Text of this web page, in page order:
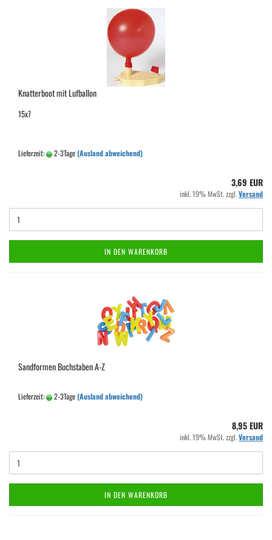
Knatterboot mit Lufballon
15x7
Lieferzeit: 2-3Tage(Ausland abweichend)
3,69 EUR
inkl. 19% MwSt. zzgl.Versand
IN DEN WARENKORB
Sandformen Buchstaben A-Z
Lieferzeit: 2-3Tage(Ausland abweichend)
8,95 EUR
inkl. 19% MwSt. zzgl.Versand
IN DEN WARENKORB